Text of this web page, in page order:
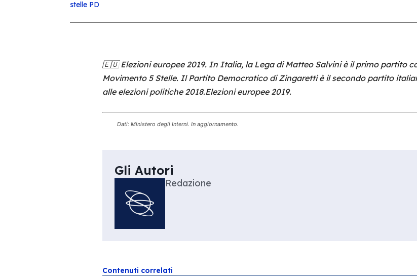
stelle PD
🇪🇺 Elezioni europee 2019. In Italia, la Lega di Matteo Salvini è il primo partito
Movimento 5 Stelle. Il Partito Democratico di Zingaretti è il secondo partito
alle elezioni politiche 2018.Elezioni europee 2019.
Dati: Ministero degli Interni. In aggiornamento.
Gli Autori
Redazione
Contenuti correlati